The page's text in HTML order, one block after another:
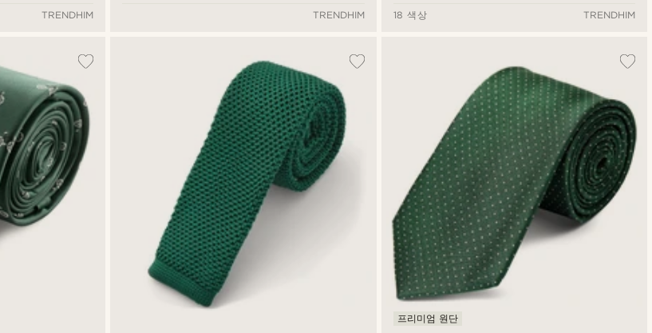
TRENDHIM
TRENDHIM
18 색상
TRENDHIM
프리미엄 원단